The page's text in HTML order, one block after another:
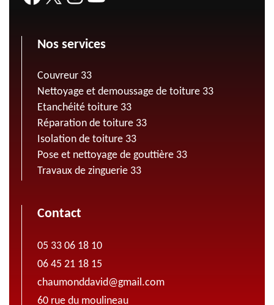
Nos services
Couvreur 33
Nettoyage et demoussage de toiture 33
Etanchéité toiture 33
Réparation de toiture 33
Isolation de toiture 33
Pose et nettoyage de gouttière 33
Travaux de zinguerie 33
Contact
05 33 06 18 10
06 45 21 18 15
chaumonddavid@gmail.com
60 rue du moulineau